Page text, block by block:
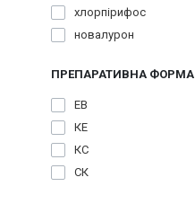
хлорпірифос
новалурон
ПРЕПАРАТИВНА ФОРМА
ЕВ
КЕ
КС
СК